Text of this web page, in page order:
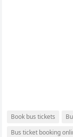
Book bus tickets
Bus ticket booking